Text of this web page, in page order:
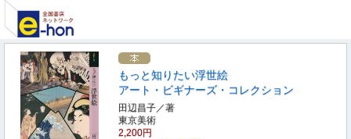
もっと知りたい浮世絵
アート・ビギナーズ・コレクション
田辺昌子／著
東京美術
2,200円